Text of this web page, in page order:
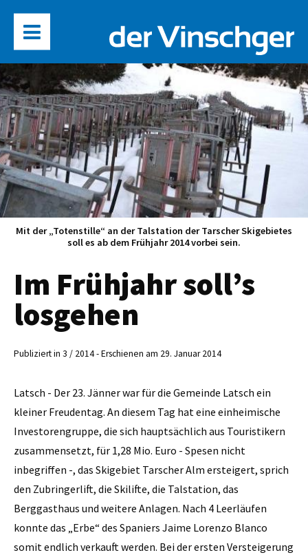
Mit der „Totenstille“ an der Talstation der Tarscher Skigebietes
soll es ab dem Frühjahr 2014 vorbei sein.
Im Frühjahr soll’s
losgehen
Publiziert in 3 / 2014 - Erschienen am 29. Januar 2014
Latsch - Der 23. Jänner war für die Gemeinde Latsch ein
kleiner Freudentag. An diesem Tag hat eine einheimische
Investorengruppe, die sich hauptsächlich aus Touristikern
zusammensetzt, für 1,28 Mio. Euro - Spesen nicht
inbegriffen -, das Skigebiet Tarscher Alm ersteigert, sprich
den Zubringerlift, die Skilifte, die Talstation, das
Berggasthaus und weitere Anlagen. Nach 4 Leerläufen
konnte das „Erbe“ des Spaniers Jaime Lorenzo Blanco
somit endlich verkauft werden. Bei der ersten Versteigerung